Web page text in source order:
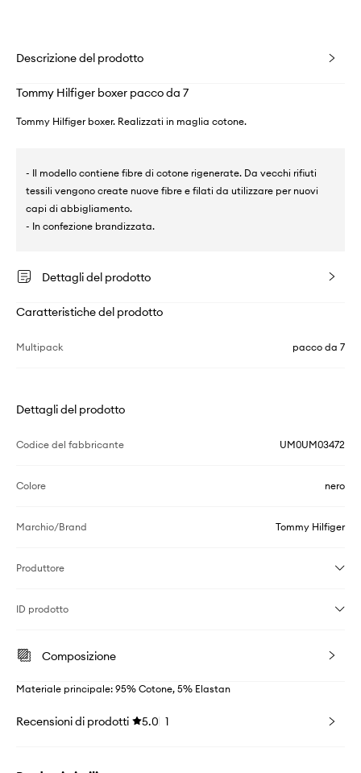
Descrizione del prodotto
Tommy Hilfiger boxer pacco da 7
Tommy Hilfiger boxer. Realizzati in maglia cotone.
- Il modello contiene fibre di cotone rigenerate. Da vecchi rifiuti
tessili vengono create nuove fibre e filati da utilizzare per nuovi
capi di abbigliamento.
- In confezione brandizzata.
Dettagli del prodotto
Caratteristiche del prodotto
Multipack pacco da 7
Dettagli del prodotto
Codice del fabbricante UM0UM03472
Colore nero
Marchio/Brand Tommy Hilfiger
Produttore
ID prodotto
Composizione
Materiale principale: 95% Cotone, 5% Elastan
Recensioni di prodotti 5.0 1